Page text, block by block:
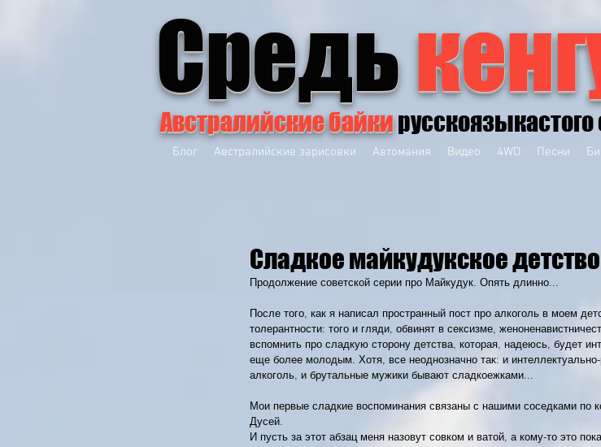
Средь
Австралийские байки
Блог Австралийские зарисовки Автомания Видео 4WD Песни
Сладкое майкудукское детство
Продолжение советской серии про Майкудук. Опять длинно...
После того, как я написал пространный пост про алкоголь в моем
толерантности: того и гляди, обвинят в сексизме,
вспомнить про сладкую сторону детства, которая, надеюсь, будет
еще более молодым. Хотя, все неоднозначно так: и
алкоголь, и брутальные мужики бывают сладкоежками...
Мои первые сладкие воспоминания связаны с нашими соседками по
Дусей.
И пусть за этот абзац меня назовут совком и ватой, а кому-то это